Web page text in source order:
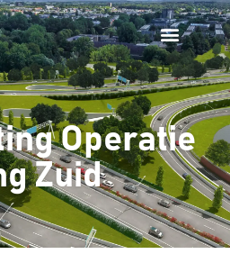
Operatie
Zuid